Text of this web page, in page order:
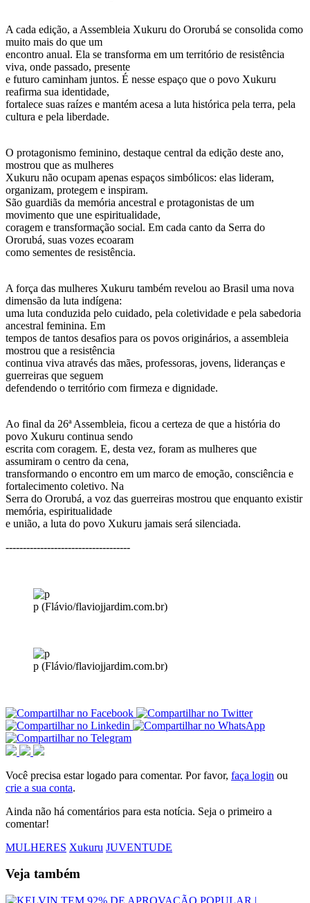
A cada edição, a Assembleia Xukuru do Ororubá se consolida como
muito mais do que um
encontro anual. Ela se transforma em um território de resistência
viva, onde passado, presente
e futuro caminham juntos. É nesse espaço que o povo Xukuru
reafirma sua identidade,
fortalece suas raízes e mantém acesa a luta histórica pela terra, pela
cultura e pela liberdade.
O protagonismo feminino, destaque central da edição deste ano,
mostrou que as mulheres
Xukuru não ocupam apenas espaços simbólicos: elas lideram,
organizam, protegem e inspiram.
São guardiãs da memória ancestral e protagonistas de um
movimento que une espiritualidade,
coragem e transformação social. Em cada canto da Serra do
Ororubá, suas vozes ecoaram
como sementes de resistência.
A força das mulheres Xukuru também revelou ao Brasil uma nova
dimensão da luta indígena:
uma luta conduzida pelo cuidado, pela coletividade e pela sabedoria
ancestral feminina. Em
tempos de tantos desafios para os povos originários, a assembleia
mostrou que a resistência
continua viva através das mães, professoras, jovens, lideranças e
guerreiras que seguem
defendendo o território com firmeza e dignidade.
Ao final da 26ª Assembleia, ficou a certeza de que a história do
povo Xukuru continua sendo
escrita com coragem. E, desta vez, foram as mulheres que
assumiram o centro da cena,
transformando o encontro em um marco de emoção, consciência e
fortalecimento coletivo. Na
Serra do Ororubá, a voz das guerreiras mostrou que enquanto existir
memória, espiritualidade
e união, a luta do povo Xukuru jamais será silenciada.
------------------------------------
p (Flávio/flaviojjardim.com.br)
p (Flávio/flaviojjardim.com.br)
Você precisa estar logado para comentar. Por favor, faça login ou
crie a sua conta.
Ainda não há comentários para esta notícia. Seja o primeiro a
comentar!
MULHERES Xukuru JUVENTUDE
Veja também